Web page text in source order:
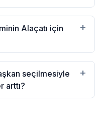
Alaçatı için
+
seçilmesiyle
arttı?
+